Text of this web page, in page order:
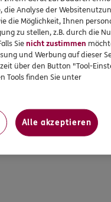
Ihnen, welche
Start in die
passende Lösungen
einmal an oder
und dem
die Analyse der
die Möglichkeit, Ihnen
zu stellen, z.B. durch die
Sienicht zustimmen
und Werbung auf dieser
über den Button "Tool-
Tools finden Sie unter
Alle akzeptieren